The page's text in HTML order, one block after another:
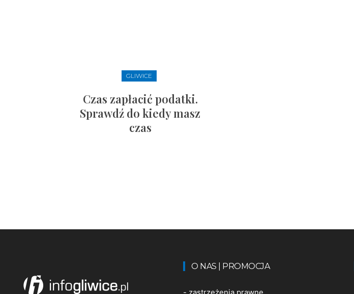
GLIWICE
Czas zapłacić podatki.
Sprawdź do kiedy masz
czas
O NAS | PROMOCJA
- zastrzeżenia prawne